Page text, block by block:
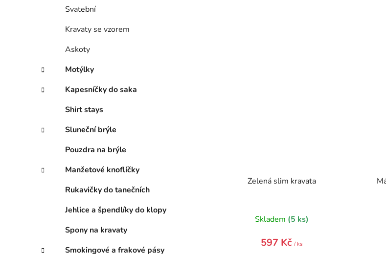
Svatební
Kravaty se vzorem
Askoty
Motýlky
Kapesníčky do saka
Shirt stays
Sluneční brýle
Pouzdra na brýle
Manžetové knoflíčky
Rukavičky do tanečních
Jehlice a špendlíky do klopy
Spony na kravaty
Smokingové a frakové pásy
Zelená slim kravata
Skladem (5 ks)
597 Kč/ ks